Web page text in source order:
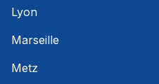
Lyon
Marseille
Metz